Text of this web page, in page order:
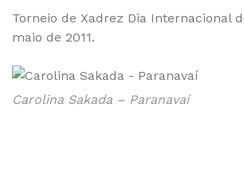
Torneio de Xadrez Dia Internacional
maio de 2011.
Carolina Sakada – Paranavaí